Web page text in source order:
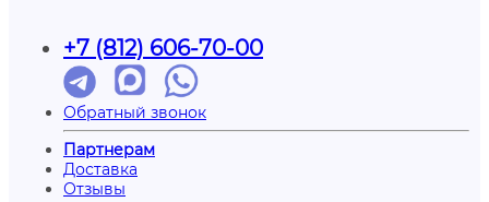
+7 (812) 606-70-00
Обратный звонок
Партнерам
Доставка
Отзывы